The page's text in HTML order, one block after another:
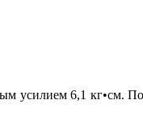
усилием 6,1 кг•см.